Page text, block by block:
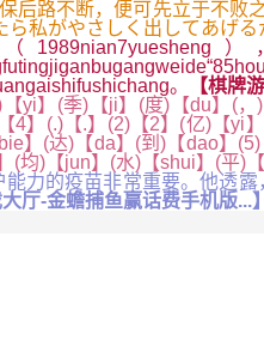
路不断，便可先立于不败
私がやさしく出してあげ
），
。
【棋牌
(季)【ji】(度)【du】(，)
4】(.)【.】(2)【2】(亿)【
】(达)【da】(到)【dao】
均)【jun】(水)【shui】(平)【
的疫苗非常重要。他透露
厅-金蟾捕鱼赢话费手机版...】